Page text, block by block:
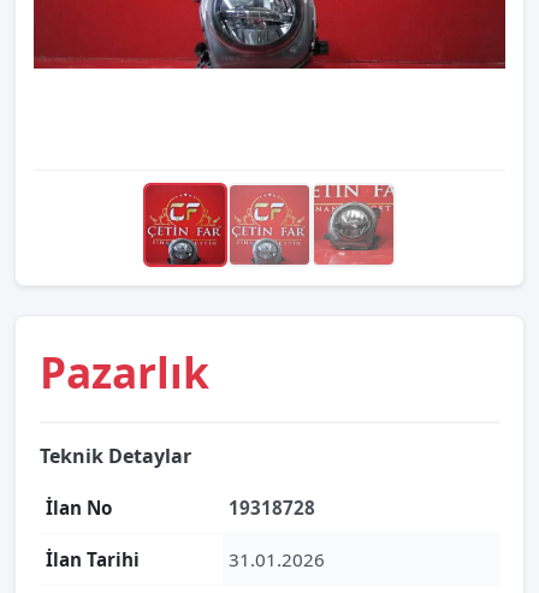
Pazarlık
Teknik Detaylar
İlan No 19318728
İlan Tarihi 31.01.2026